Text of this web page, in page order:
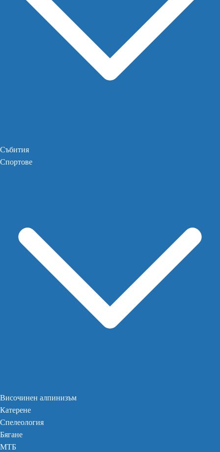
Събития
Спортове
Височинен алпинизъм
Катерене
Спелеология
Бягане
МТБ